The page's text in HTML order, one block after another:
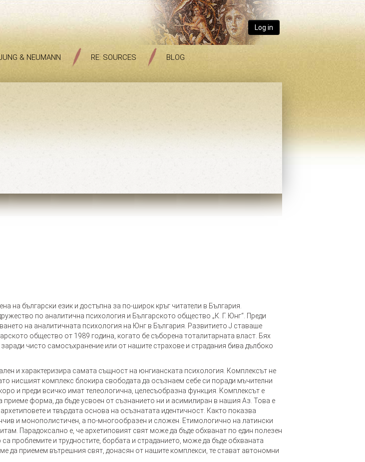
Log in
& NEUMANN RE: SOURCES BLOG
на български език и достъпна за по-широк кръг читатели в България.
по аналитична психология и Българското общество „К. Г. Юнг“. Преди
на аналитичната психология на Юнг в България. Развитието Ј ставаше
общество от 1989 година, когато бе съборена тоталитарната власт. Бях
чисто самосъхранение или от нашите страхове и страдания бива дълбоко
и характеризира самата същност на юнгианската психология. Комплексът не
нисшият комплекс блокира свободата да осъзнаем себе си поради мъчителни
и преди всичко имат телеологична, целесъобразна функция. Комплексът е
форма, да бъде усвоен от съзнанието ни и асимилиран в нашия Аз. Това е
и твърдата основа на осъзнатата идентичност. Както показва
и монополистичен, а по-многообразен и сложен. Етимологично на латински
Парадоксално е, че архетиповият свят може да бъде обхванат по един полезен
проблемите и трудностите, борбата и страданието, може да бъде обхваната
да приемем вътрешния свят, донасян от нашите комплекси, те стават автономни